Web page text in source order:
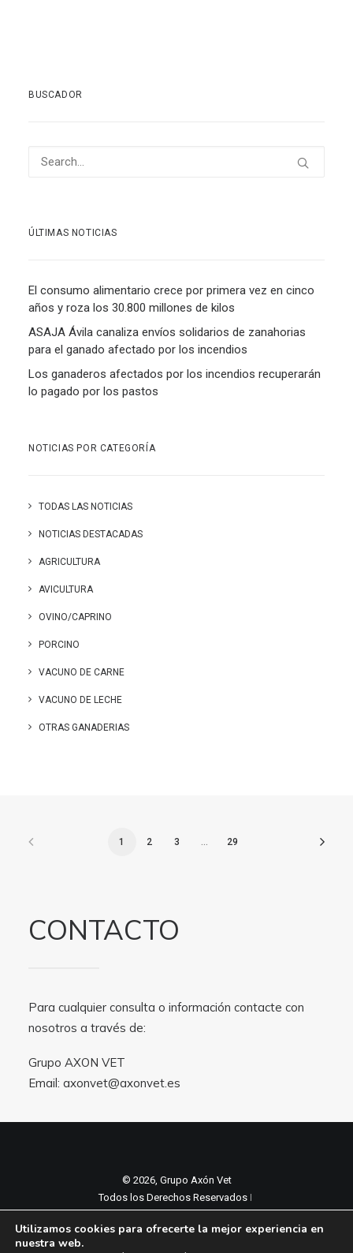
BUSCADOR
ÚLTIMAS NOTICIAS
El consumo alimentario crece por primera vez en cinco
años y roza los 30.800 millones de kilos
ASAJA Ávila canaliza envíos solidarios de zanahorias
para el ganado afectado por los incendios
Los ganaderos afectados por los incendios recuperarán
lo pagado por los pastos
NOTICIAS POR CATEGORÍA
TODAS LAS NOTICIAS
NOTICIAS DESTACADAS
AGRICULTURA
AVICULTURA
OVINO/CAPRINO
PORCINO
VACUNO DE CARNE
VACUNO DE LECHE
OTRAS GANADERIAS
1 2 3 29
CONTACTO
Para cualquier consulta o información contacte con
nosotros a través de:
Grupo AXON VET
Email: axonvet@axonvet.es
© 2026, Grupo Axón Vet
Todos los Derechos Reservados ǀ
Política de cookies
Utilizamos cookies para ofrecerte la mejor experiencia en
nuestra web.